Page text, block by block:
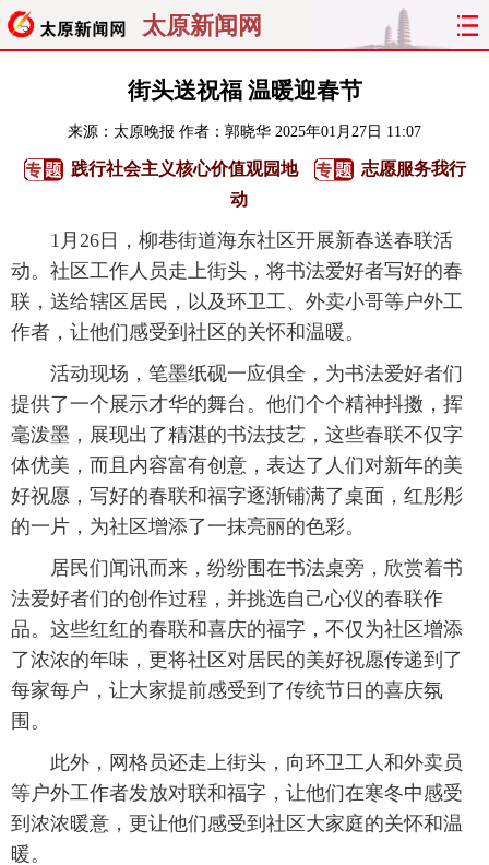
太原新闻网
聚焦 太原
经济 关注 文明 出行
旅游 理财 政务 教育
看天下 晋月读 最太原 网罗民生
街头送祝福 温暖迎春节
来源： 太原晚报 作者：郭晓华 2025年01月27日 11:07
践行社会主义核心价值观园地
志愿服务我行
动
1月26日，柳巷街道海东社区开展新春送春联活
动。社区工作人员走上街头，将书法爱好者写好的春
联，送给辖区居民，以及环卫工、外卖小哥等户外工
作者，让他们感受到社区的关怀和温暖。
活动现场，笔墨纸砚一应俱全，为书法爱好者们
提供了一个展示才华的舞台。他们个个精神抖擞，挥
毫泼墨，展现出了精湛的书法技艺，这些春联不仅字
体优美，而且内容富有创意，表达了人们对新年的美
好祝愿，写好的春联和福字逐渐铺满了桌面，红彤彤
的一片，为社区增添了一抹亮丽的色彩。
居民们闻讯而来，纷纷围在书法桌旁，欣赏着书
法爱好者们的创作过程，并挑选自己心仪的春联作
品。这些红红的春联和喜庆的福字，不仅为社区增添
了浓浓的年味，更将社区对居民的美好祝愿传递到了
每家每户，让大家提前感受到了传统节日的喜庆氛
围。
此外，网格员还走上街头，向环卫工人和外卖员
等户外工作者发放对联和福字，让他们在寒冬中感受
到浓浓暖意，更让他们感受到社区大家庭的关怀和温
暖。